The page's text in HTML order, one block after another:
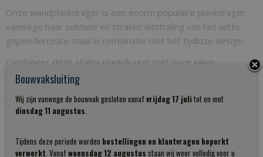
Onze wandplankdrager is een enorm populaire plankdrager
vanwege haar subtiele en strakke uitstraling van het witte
gepoedercoate staal in combinatie met het tijdloze design.
Combineer deze stalen plankdrager met onze eiken
wandplanken en plaatje is compleet!
Geschikt voor wandplanken met een diepte van 20cm en
Prijs per stuk: 12,50 euro
Bouwvaksluiting
Wij zijn vanwege de bouwvak gesloten vanaf vrijdag 17 juli tot en met
dinsdag 11 augustus.
Tijdens deze periode worden bestellingen en klantvragen beperkt
verwerkt. Vanaf woensdag 12 augustus staan wij weer volledig voor u